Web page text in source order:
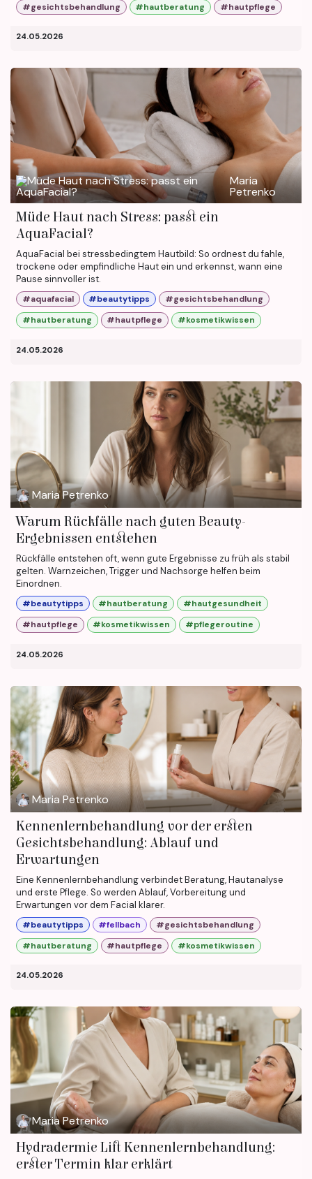
#gesichtsbehandlung
#hautberatung #hautpflege
24.05.2026
Maria
Petrenko
Müde Haut nach Stress: passt ein
AquaFacial?
AquaFacial bei stressbedingtem Hautbild: So ordnest du fahle,
trockene oder empfindliche Haut ein und erkennst, wann eine
Pause sinnvoller ist.
#aquafacial #beautytipps
#gesichtsbehandlung
#hautberatung
#hautpflege #kosmetikwissen
24.05.2026
Maria Petrenko
Warum Rückfälle nach guten Beauty-
Ergebnissen entstehen
Rückfälle entstehen oft, wenn gute Ergebnisse zu früh als stabil
gelten. Warnzeichen, Trigger und Nachsorge helfen beim
Einordnen.
#beautytipps #hautberatung
#hautgesundheit
#hautpflege
#kosmetikwissen #pflegeroutine
24.05.2026
Maria Petrenko
Kennenlernbehandlung vor der ersten
Gesichtsbehandlung: Ablauf und
Erwartungen
Eine Kennenlernbehandlung verbindet Beratung, Hautanalyse
und erste Pflege. So werden Ablauf, Vorbereitung und
Erwartungen vor dem Facial klarer.
#beautytipps #fellbach
#gesichtsbehandlung
#hautberatung
#hautpflege #kosmetikwissen
24.05.2026
Maria Petrenko
Hydradermie Lift Kennenlernbehandlung:
erster Termin klar erklärt